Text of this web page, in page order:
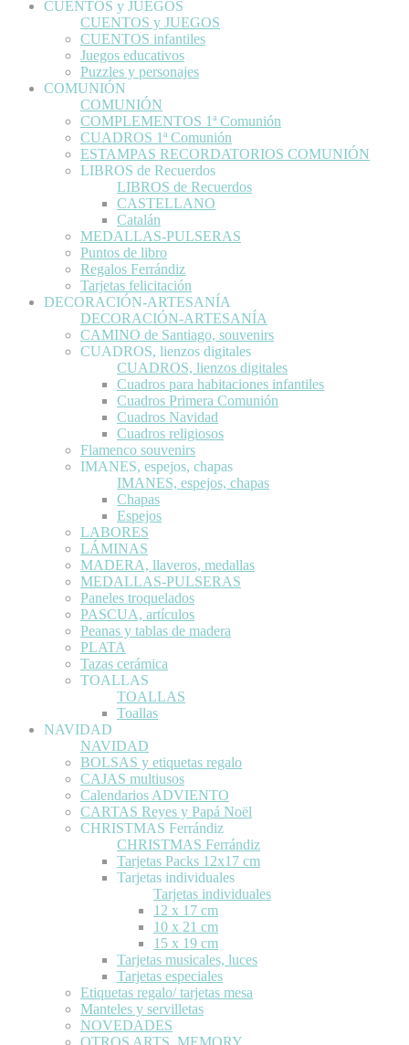
CUENTOS y JUEGOS
CUENTOS y JUEGOS
CUENTOS infantiles
Juegos educativos
Puzzles y personajes
COMUNIÓN
COMUNIÓN
COMPLEMENTOS 1ª Comunión
CUADROS 1ª Comunión
ESTAMPAS RECORDATORIOS COMUNIÓN
LIBROS de Recuerdos
LIBROS de Recuerdos
CASTELLANO
Catalán
MEDALLAS-PULSERAS
Puntos de libro
Regalos Ferrándiz
Tarjetas felicitación
DECORACIÓN-ARTESANÍA
DECORACIÓN-ARTESANÍA
CAMINO de Santiago, souvenirs
CUADROS, lienzos digitales
CUADROS, lienzos digitales
Cuadros para habitaciones infantiles
Cuadros Primera Comunión
Cuadros Navidad
Cuadros religiosos
Flamenco souvenirs
IMANES, espejos, chapas
IMANES, espejos, chapas
Chapas
Espejos
LABORES
LÁMINAS
MADERA, llaveros, medallas
MEDALLAS-PULSERAS
Paneles troquelados
PASCUA, artículos
Peanas y tablas de madera
PLATA
Tazas cerámica
TOALLAS
TOALLAS
Toallas
NAVIDAD
NAVIDAD
BOLSAS y etiquetas regalo
CAJAS multiusos
Calendarios ADVIENTO
CARTAS Reyes y Papá Noël
CHRISTMAS Ferrándiz
CHRISTMAS Ferrándiz
Tarjetas Packs 12x17 cm
Tarjetas individuales
Tarjetas individuales
12 x 17 cm
10 x 21 cm
15 x 19 cm
Tarjetas musicales, luces
Tarjetas especiales
Etiquetas regalo/ tarjetas mesa
Manteles y servilletas
NOVEDADES
OTROS ARTS. MEMORY